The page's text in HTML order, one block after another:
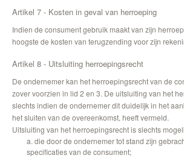
Artikel 7 - Kosten in geval van herroeping
Indien de consument gebruik maakt van zijn
hoogste de kosten van terugzending voor zijn
Artikel 8 - Uitsluiting herroepingsrecht
De ondernemer kan het herroepingsrecht van de
zover voorzien in lid 2 en 3. De uitsluiting van het
slechts indien de ondernemer dit duidelijk in het
het sluiten van de overeenkomst, heeft vermeld.
Uitsluiting van het herroepingsrecht is slechts
a. die door de ondernemer tot stand zijn
specificaties van de consument;